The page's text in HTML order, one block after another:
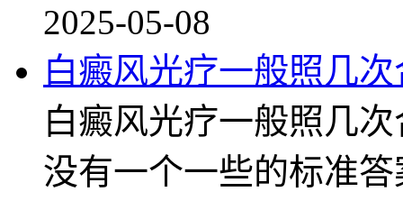
2025-05-08
白癜风光疗一般照几
白癜风光疗一般照几
没有一个一些的标准